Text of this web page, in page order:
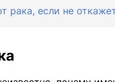
рака, если не